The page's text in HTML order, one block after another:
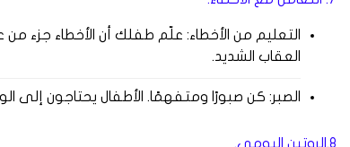
التعليم من الأخطاء: علّم طفلك أن الأخطاء جزء
العقاب الشديد.
الصبر: كن صبورًا ومتفهمًا. الأطفال يحتاجون إلى
8.الروتين اليومي.